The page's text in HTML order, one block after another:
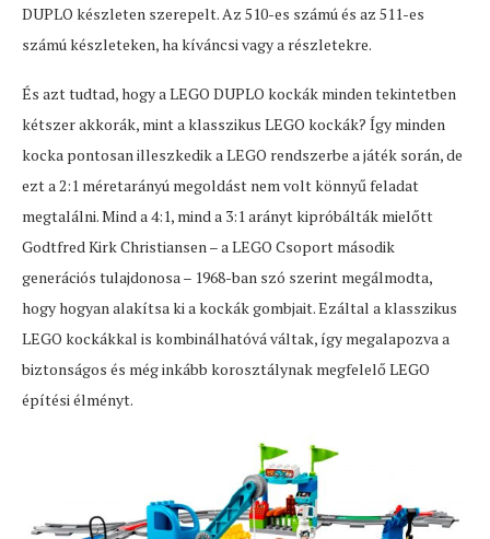
DUPLO készleten szerepelt. Az 510-es számú és az 511-es
számú készleteken, ha kíváncsi vagy a részletekre.
És azt tudtad, hogy a LEGO DUPLO kockák minden tekintetben
kétszer akkorák, mint a klasszikus LEGO kockák? Így minden
kocka pontosan illeszkedik a LEGO rendszerbe a játék során, de
ezt a 2:1 méretarányú megoldást nem volt könnyű feladat
megtalálni. Mind a 4:1, mind a 3:1 arányt kipróbálták mielőtt
Godtfred Kirk Christiansen – a LEGO Csoport második
generációs tulajdonosa – 1968-ban szó szerint megálmodta,
hogy hogyan alakítsa ki a kockák gombjait. Ezáltal a klasszikus
LEGO kockákkal is kombinálhatóvá váltak, így megalapozva a
biztonságos és még inkább korosztálynak megfelelő LEGO
építési élményt.